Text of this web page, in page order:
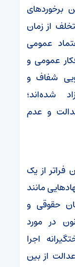
از زمان
عمومی
عمومی و
شفاف و
شده‌اند؛
و عدم
فراتر از یک
مانند
حقوقی و
در مورد
اجرا
از بین